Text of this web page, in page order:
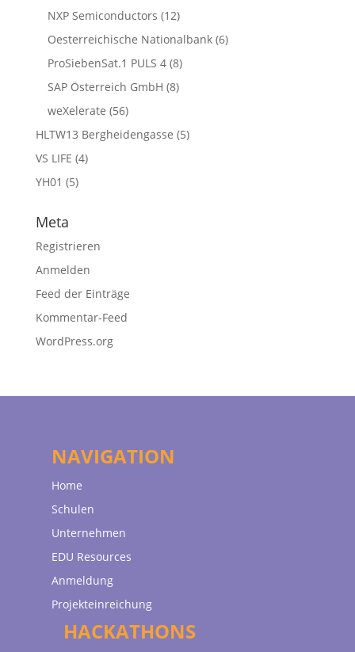
NXP Semiconductors (12)
Oesterreichische Nationalbank(6)
ProSiebenSat.1 PULS 4(8)
SAP Österreich GmbH (8)
weXelerate (56)
HLTW13 Bergheidengasse (5)
VS LIFE (4)
YH01 (5)
Meta
Registrieren
Anmelden
Feed der Einträge
Kommentar-Feed
WordPress.org
NAVIGATION
Home
Schulen
Unternehmen
EDU Resources
Anmeldung
Projekteinreichung
HACKATHONS